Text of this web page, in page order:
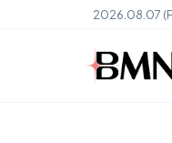
2026.08.07